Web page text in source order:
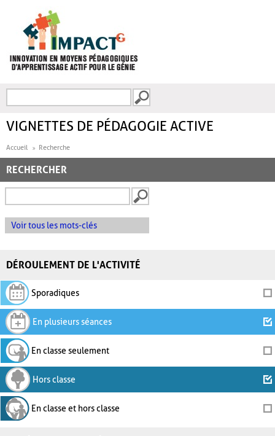
FORMULAIRE DE
VIGNETTES DE PÉDAGOGIE ACTIVE
Accueil Recherche
RECHERCHER
Voir tous les mots-clés
DÉROULEMENT DE L'ACTIVITÉ
Sporadiques
En plusieurs séances
En classe seulement
Hors classe
En classe et hors classe